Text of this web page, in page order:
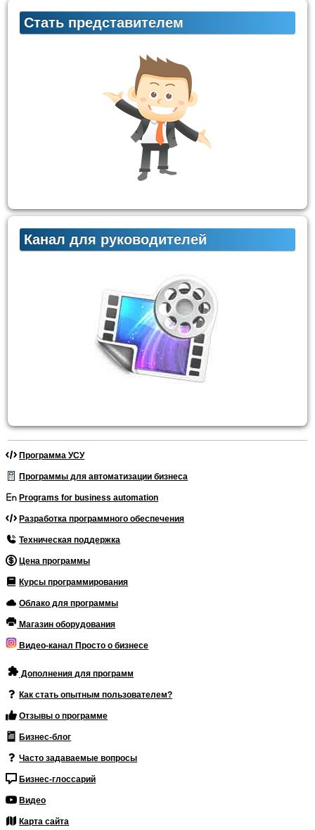
Стать представителем
Канал для руководителей
Программа УСУ
Программы для автоматизации бизнеса
Programs for business automation
Разработка программного обеспечения
Техническая поддержка
Цена программы
Курсы программирования
Облако для программы
Магазин оборудования
Видео-канал Просто о бизнесе
Дополнения для программ
Как стать опытным пользователем?
Отзывы о программе
Бизнес-блог
Часто задаваемые вопросы
Бизнес-глоссарий
Видео
Карта сайта